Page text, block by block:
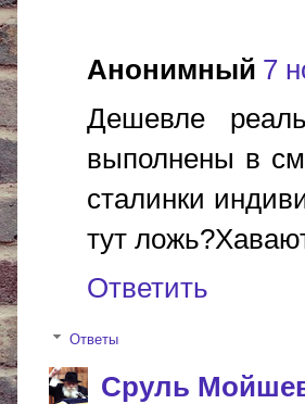
Анонимный 7
Дешевле
выполнены в
сталинки
тут
Ответить
Ответы
Сруль